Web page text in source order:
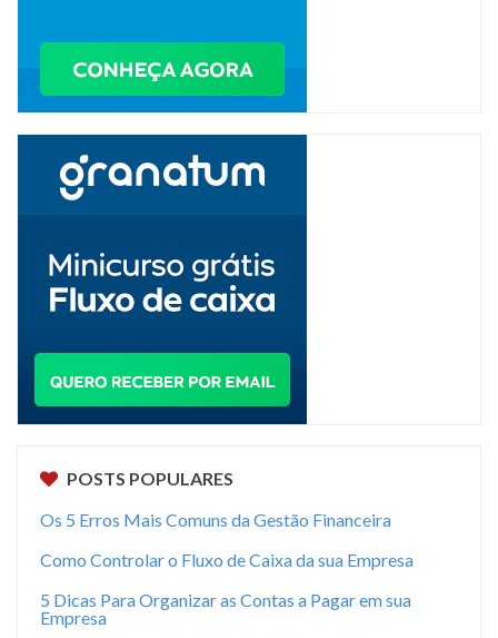
POSTS POPULARES
Os 5 Erros Mais Comuns da Gestão Financeira
Como Controlar o Fluxo de Caixa da sua Empresa
5 Dicas Para Organizar as Contas a Pagar em sua
Empresa